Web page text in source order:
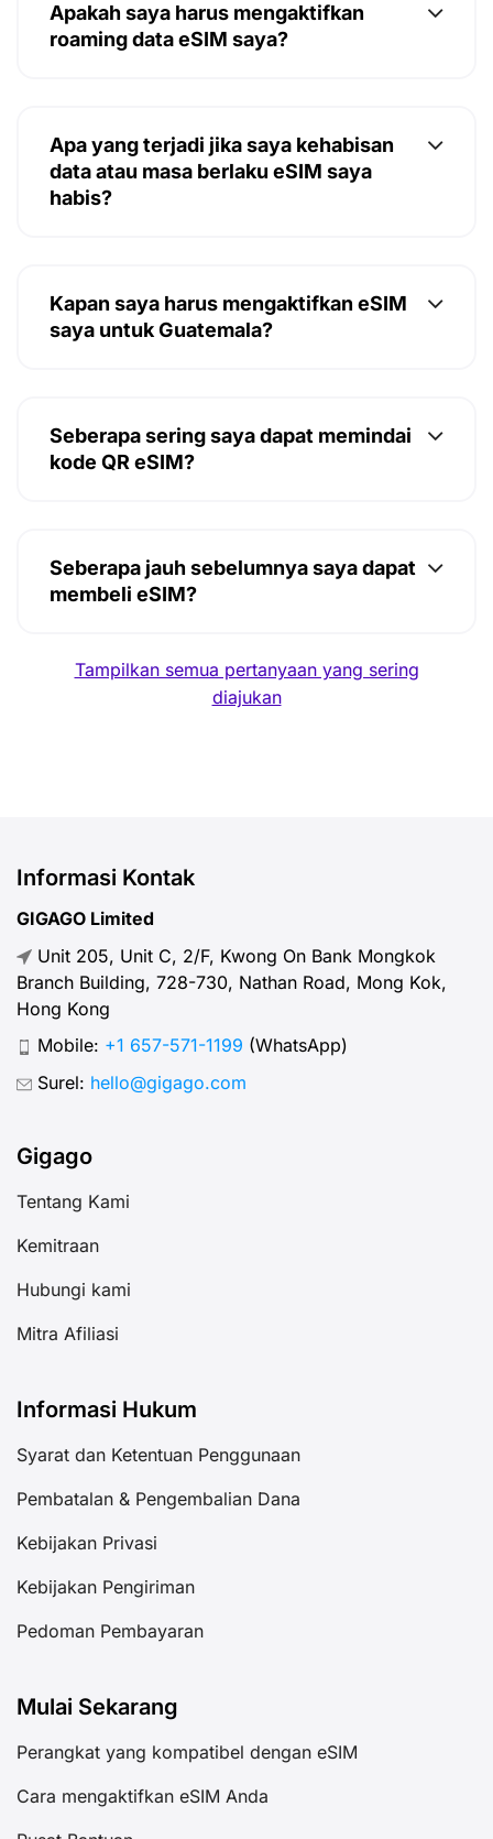
Apakah saya harus mengaktifkan
roaming data eSIM saya?
Apa yang terjadi jika saya kehabisan
data atau masa berlaku eSIM saya
habis?
Kapan saya harus mengaktifkan eSIM
saya untuk Guatemala?
Seberapa sering saya dapat memindai
kode QR eSIM?
Seberapa jauh sebelumnya saya dapat
membeli eSIM?
Tampilkan semua pertanyaan yang sering
diajukan
Informasi Kontak
GIGAGO Limited
Unit 205, Unit C, 2/F, Kwong On Bank Mongkok
Branch Building, 728-730, Nathan Road, Mong Kok,
Hong Kong
Mobile: +1 657-571-1199 (WhatsApp)
Surel: hello@gigago.com
Gigago
Tentang Kami
Kemitraan
Hubungi kami
Mitra Afiliasi
Informasi Hukum
Syarat dan Ketentuan Penggunaan
Pembatalan & Pengembalian Dana
Kebijakan Privasi
Kebijakan Pengiriman
Pedoman Pembayaran
Mulai Sekarang
Perangkat yang kompatibel dengan eSIM
Cara mengaktifkan eSIM Anda